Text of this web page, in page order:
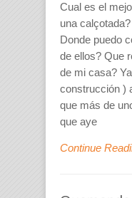
Cual es el
una
Donde puedo
de ellos? Que
de mi casa?
construcción )
que más de
que aye
Continue